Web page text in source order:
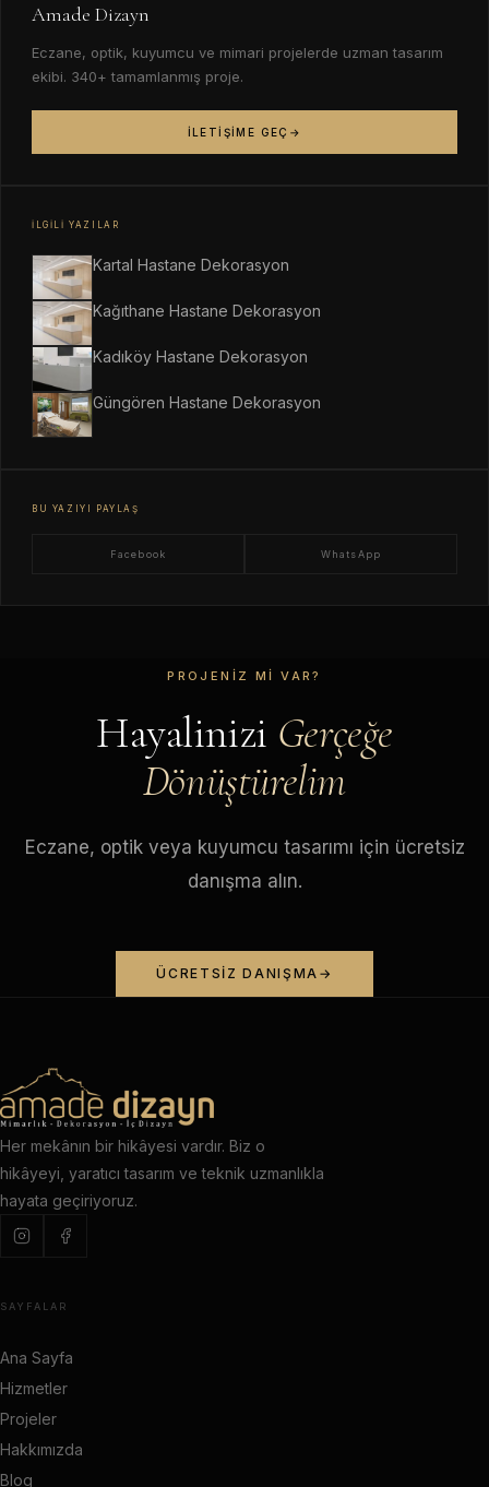
Amade Dizayn
Eczane, optik, kuyumcu ve mimari projelerde uzman tasarım
ekibi. 340+ tamamlanmış proje.
İLETIŞIME GEÇ
İLGILI YAZILAR
Kartal Hastane Dekorasyon
Kağıthane Hastane Dekorasyon
Kadıköy Hastane Dekorasyon
Güngören Hastane Dekorasyon
BU YAZIYI PAYLAŞ
Facebook WhatsApp
PROJENIZ MI VAR?
Hayalinizi Gerçeğe
Dönüştürelim
Eczane, optik veya kuyumcu tasarımı için ücretsiz
danışma alın.
ÜCRETSIZ DANIŞMA
Her mekânın bir hikâyesi vardır. Biz o
hikâyeyi, yaratıcı tasarım ve teknik uzmanlıkla
hayata geçiriyoruz.
SAYFALAR
Ana Sayfa
Hizmetler
Projeler
Hakkımızda
Blog